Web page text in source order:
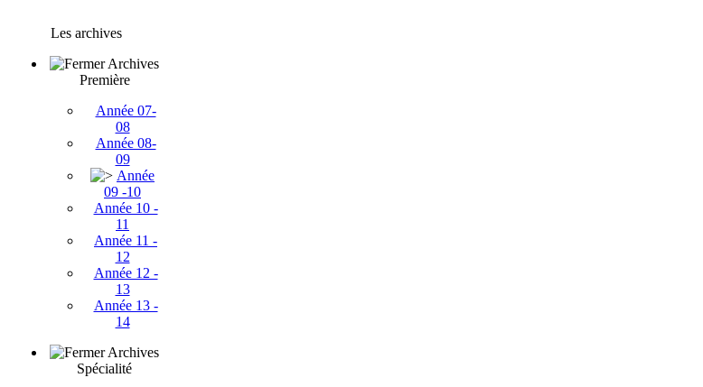
Les archives
Archives
Première
Année 07-
08
Année 08-
09
Année
09 -10
Année 10 -
11
Année 11 -
12
Année 12 -
13
Année 13 -
14
Archives
Spécialité